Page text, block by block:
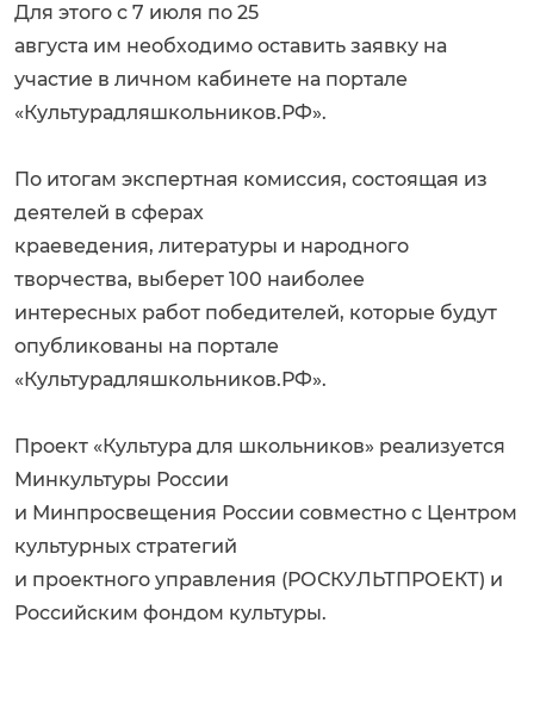
Для этого с 7 июля по 25
августа им необходимо оставить заявку на
участие в личном кабинете на портале
«Культурадляшкольников.РФ».
По итогам экспертная комиссия, состоящая из
деятелей в сферах
краеведения, литературы и народного
творчества, выберет 100 наиболее
интересных работ победителей, которые будут
опубликованы на портале
«Культурадляшкольников.РФ».
Проект «Культура для школьников» реализуется
Минкультуры России
и Минпросвещения России совместно с Центром
культурных стратегий
и проектного управления (РОСКУЛЬТПРОЕКТ) и
Российским фондом культуры.